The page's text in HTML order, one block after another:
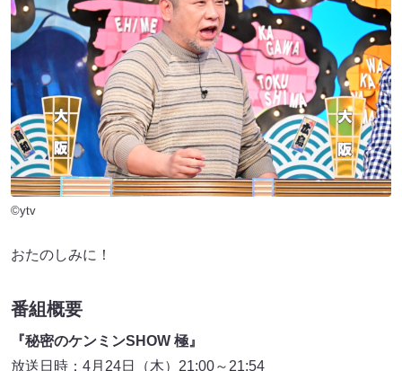
©ytv
おたのしみに！
番組概要
『秘密のケンミンSHOW 極』
放送日時：4月24日（木）21:00～21:54